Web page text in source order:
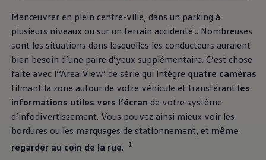
Garantie et entretien de la batterie
Nos simulateurs
Simulateur de coût de recharge
Simulateur d'autonomie
Simulateur de temps de recharge
-> Batterie et sécurité
-> SWIO - The Energy Company
Propriétaires et Service
myVolkswagen
Aide sur les applis et les services numériques
Navigation Map Update
Accessoires
Accessoires de transport
Accessoires Volkswagen
Manœuvrer en plein centre-ville, dans un parking à
plusieurs niveaux ou sur un terrain accidenté... Nombreuses
sont les situations dans lesquelles les conducteurs auraient
bien besoin d’une paire d’yeux supplémentaire. C’est chose
faite avec l’‘Area View’ de série qui intègre quatre caméras
filmant la zone autour de votre véhicule et transférant les
informations utiles vers l’écran de votre système
d’infodivertissement. Vous pouvez ainsi mieux voir les
bordures ou les marquages de stationnement, et même
regarder au coin de la rue. 1